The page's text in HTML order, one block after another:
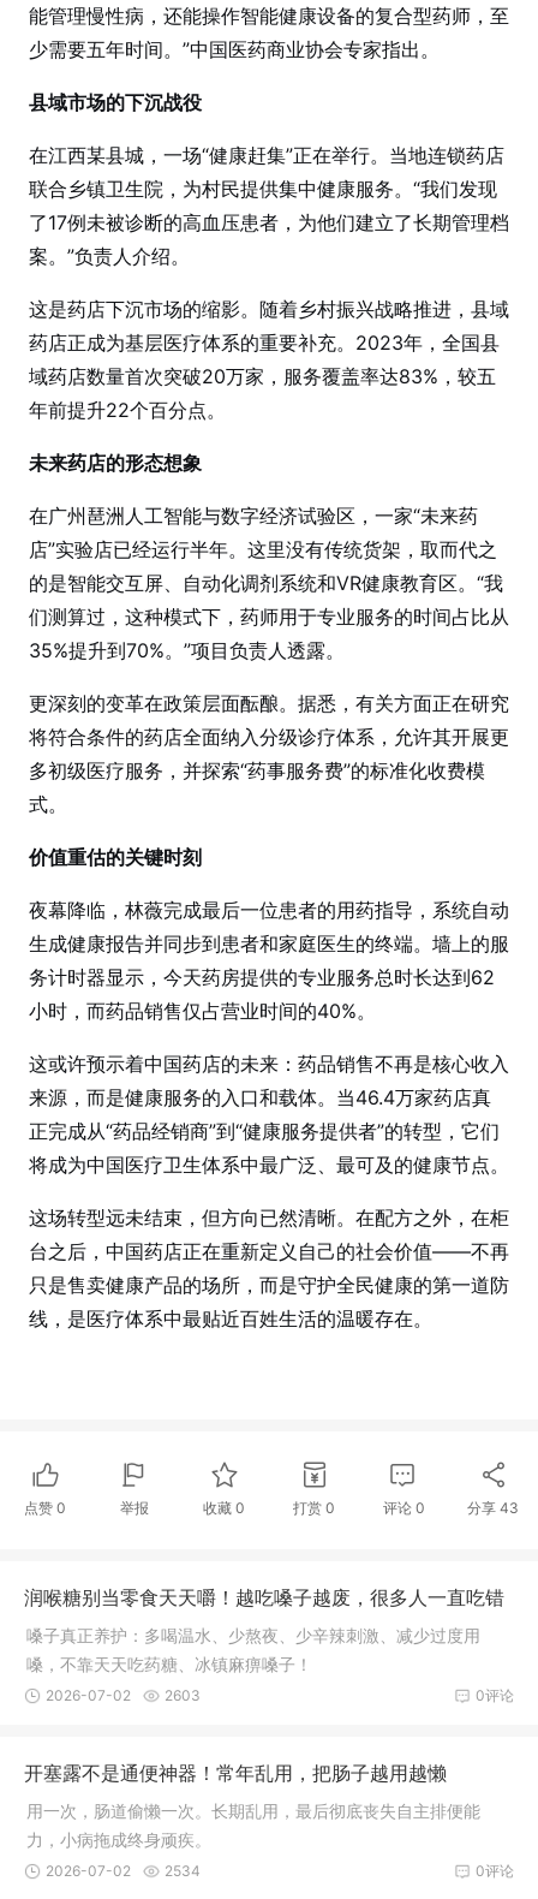
能管理慢性病，还能操作智能健康设备的复合型药师，至
少需要五年时间。”中国医药商业协会专家指出。
县域市场的下沉战役
在江西某县城，一场“健康赶集”正在举行。当地连锁药店
联合乡镇卫生院，为村民提供集中健康服务。“我们发现
了17例未被诊断的高血压患者，为他们建立了长期管理档
案。”负责人介绍。
这是药店下沉市场的缩影。随着乡村振兴战略推进，县域
药店正成为基层医疗体系的重要补充。2023年，全国县
域药店数量首次突破20万家，服务覆盖率达83%，较五
年前提升22个百分点。
未来药店的形态想象
在广州琶洲人工智能与数字经济试验区，一家“未来药
店”实验店已经运行半年。这里没有传统货架，取而代之
的是智能交互屏、自动化调剂系统和VR健康教育区。“我
们测算过，这种模式下，药师用于专业服务的时间占比从
35%提升到70%。”项目负责人透露。
更深刻的变革在政策层面酝酿。据悉，有关方面正在研究
将符合条件的药店全面纳入分级诊疗体系，允许其开展更
多初级医疗服务，并探索“药事服务费”的标准化收费模
式。
价值重估的关键时刻
夜幕降临，林薇完成最后一位患者的用药指导，系统自动
生成健康报告并同步到患者和家庭医生的终端。墙上的服
务计时器显示，今天药房提供的专业服务总时长达到62
小时，而药品销售仅占营业时间的40%。
这或许预示着中国药店的未来：药品销售不再是核心收入
来源，而是健康服务的入口和载体。当46.4万家药店真
正完成从“药品经销商”到“健康服务提供者”的转型，它们
将成为中国医疗卫生体系中最广泛、最可及的健康节点。
这场转型远未结束，但方向已然清晰。在配方之外，在柜
台之后，中国药店正在重新定义自己的社会价值——不再
只是售卖健康产品的场所，而是守护全民健康的第一道防
线，是医疗体系中最贴近百姓生活的温暖存在。
点赞 0 举报 收藏0 打赏 0 评论 0 分享43
润喉糖别当零食天天嚼！越吃嗓子越废，很多人一直吃错
嗓子真正养护：多喝温水、少熬夜、少辛辣刺激、减少过度用
嗓，不靠天天吃药糖、冰镇麻痹嗓子！
0评论
2026-07-02 2603
开塞露不是通便神器！常年乱用，把肠子越用越懒
用一次，肠道偷懒一次。长期乱用，最后彻底丧失自主排便能
力，小病拖成终身顽疾。
0评论
2026-07-02 2534